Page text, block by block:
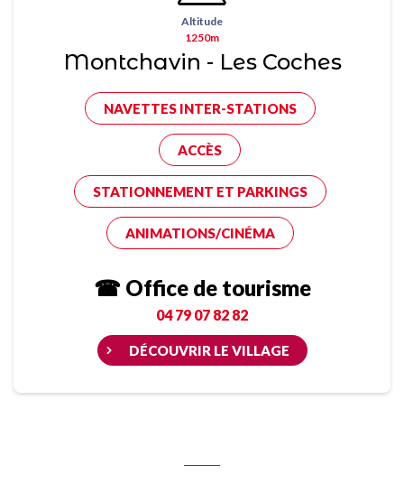
Altitude
1250m
Montchavin - Les Coches
NAVETTES INTER-STATIONS
ACCÈS
STATIONNEMENT ET PARKINGS
ANIMATIONS/CINÉMA
☎ Office de tourisme
04 79 07 82 82
DÉCOUVRIR LE VILLAGE